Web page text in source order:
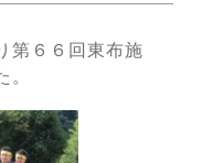
第６６回東布施
。